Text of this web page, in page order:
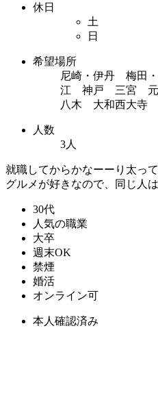
休日
土
日
希望場所
尼崎・伊丹 梅田
江 神戸 三宮
八木 大和西大寺
人数
3人
就職してからかなーーり太っ
グルメが好きなので、同じ人
30代
人気の職業
大卒
週末OK
禁煙
婚活
オンライン可
本人確認済み